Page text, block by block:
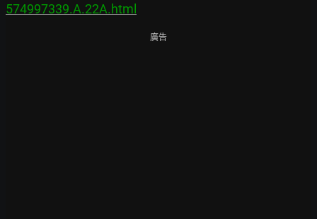
574997339.A.22A.html
廣告